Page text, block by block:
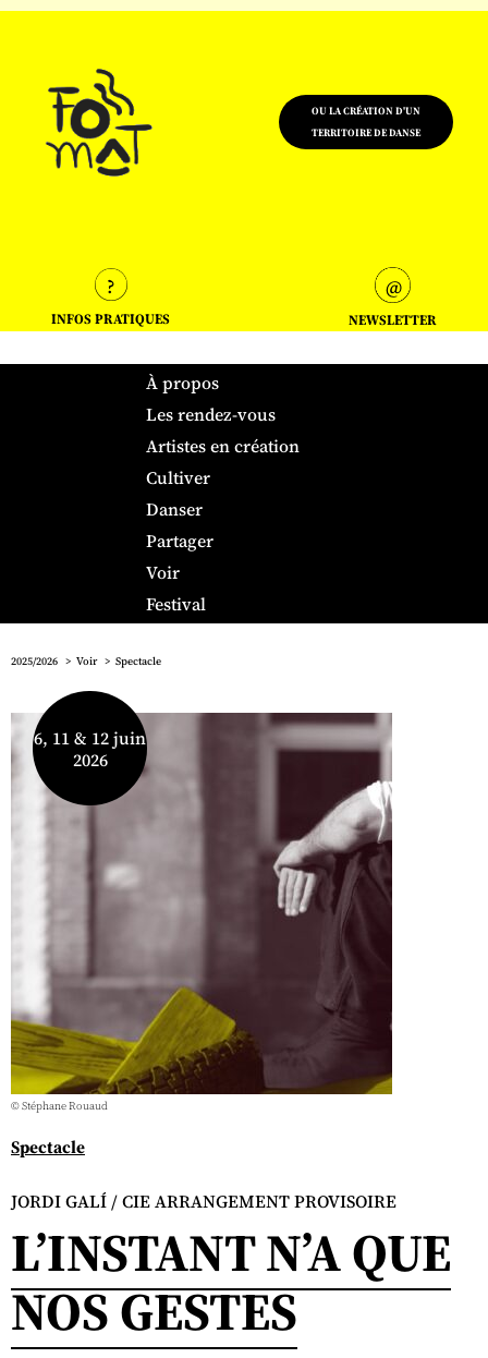
OU LA CRÉATION D'UN
TERRITOIRE DE DANSE
INFOS PRATIQUES NEWSLETTER
À propos
Les rendez-vous
Artistes en création
Cultiver
Danser
Partager
Voir
Festival
2025/2026 Voir Spectacle
Spectacle
JORDI GALÍ / CIE ARRANGEMENT PROVISOIRE
L’INSTANT N’A QUE
NOS GESTES
6, 11 & 12 juin
2026
© Stéphane Rouaud